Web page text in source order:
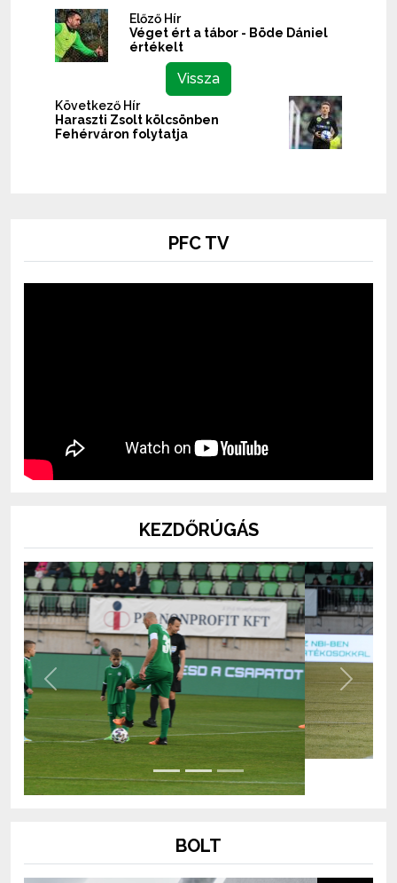
Előző Hír
Véget ért a tábor - Böde Dániel
értékelt
Vissza
Következő Hír
Haraszti Zsolt kölcsönben
Fehérváron folytatja
PFC TV
KEZDŐRÚGÁS
Previous Next